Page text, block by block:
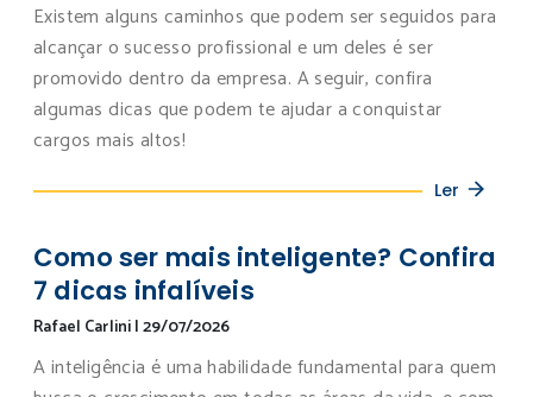
Existem alguns caminhos que podem ser seguidos para
alcançar o sucesso profissional e um deles é ser
promovido dentro da empresa. A seguir, confira
algumas dicas que podem te ajudar a conquistar
cargos mais altos!
Ler
Como ser mais inteligente? Confira
7 dicas infalíveis
Rafael Carlini|29/07/2026
A inteligência é uma habilidade fundamental para quem